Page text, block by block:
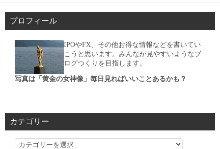
プロフィール
IPOやFX、その他お得な情報などを書いてい
こうと思います。みんなが見やすいようなブ
ログつくりを目指します。
写真は「黄金の女神像」毎日見ればいいことあるかも？
カテゴリー
カ